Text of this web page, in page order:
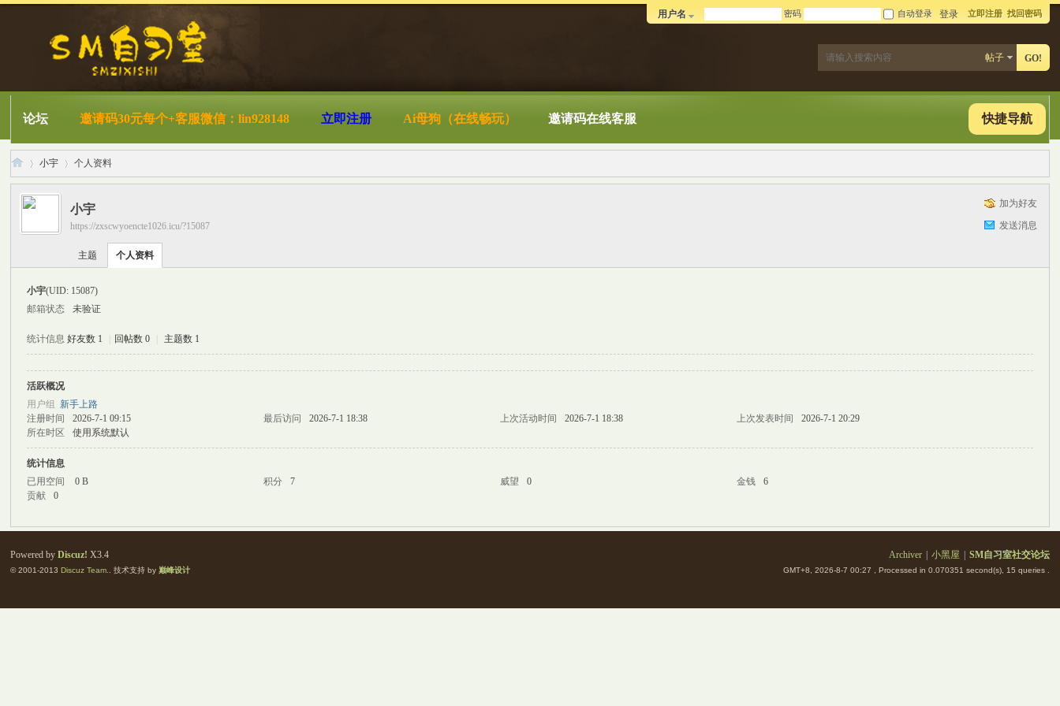
用户名 密码 自动登录 登录 立即注册 找回密码
帖子 GO!
快捷导航
论坛 邀请码30元每个+客服微信：lin928148 立即注册 Ai母狗（在线畅玩） 邀请码在线客服
›
小宇 个人资料
加为好友
发送消息
小宇
https://zxscwyoencte1026.icu/?15087
主题 个人资料
小宇(UID: 15087)
邮箱状态
未验证
统计信息 好友数 1 回帖数 0 主题数 1
活跃概况
用户组 新手上路
注册时间
2026-7-1 09:15 最后访问 2026-7-1 18:38 上次活动时间 2026-7-1 18:38 上次发表时间
2026-7-1 20:29
所在时区
使用系统默认
统计信息
已用空间
0 B 积分 7 威望 0 金钱
6
贡献
0
Archiver 小黑屋 SM自习室社交论坛
GMT+8, 2026-8-7 00:27 , Processed in 0.070351 second(s), 15 queries .
Powered byDiscuz! X3.4
© 2001-2013Discuz Team. . 技术支持 by巅峰设计